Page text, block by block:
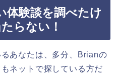
体験談を調べたけ
らない！
あなたは、多分、Brianの
ネットで探している方だ